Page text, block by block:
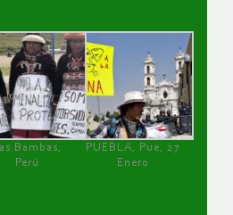
Bambas,
Perú
PUEBLA, Pue, 27
Enero